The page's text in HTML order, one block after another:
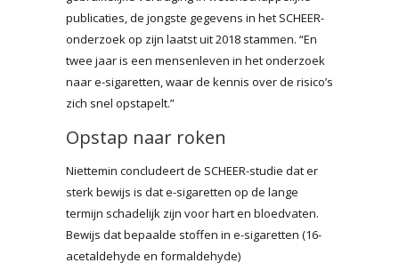
publicaties, de jongste gegevens in het SCHEER-
onderzoek op zijn laatst uit 2018 stammen. “En
twee jaar is een mensenleven in het onderzoek
naar e-sigaretten, waar de kennis over de risico’s
zich snel opstapelt.”
Opstap naar roken
Niettemin concludeert de SCHEER-studie dat er
sterk bewijs is dat e-sigaretten op de lange
termijn schadelijk zijn voor hart en bloedvaten.
Bewijs dat bepaalde stoffen in e-sigaretten (16-
acetaldehyde en formaldehyde)